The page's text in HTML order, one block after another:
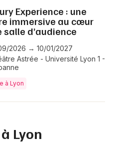
Experience : une
immersive au cœur
salle d’audience
2026 → 10/01/2027
Astrée - Université Lyon 1 -
à Lyon
Lyon